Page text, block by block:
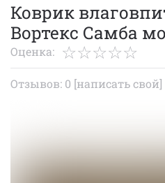
Коврик
Вортекс Самба
Оценка:
Отзывов: 0 [написать свой]